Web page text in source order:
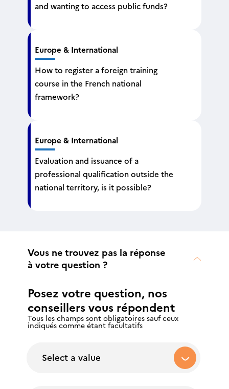
and wanting to access public funds?
Europe & International
How to register a foreign training
course in the French national
framework?
Europe & International
Evaluation and issuance of a
professional qualification outside the
national territory, is it possible?
Vous ne trouvez pas la réponse
à votre question ?
Posez votre question, nos
conseillers vous répondent
Tous les champs sont obligatoires sauf ceux
indiqués comme étant facultatifs
Select a value